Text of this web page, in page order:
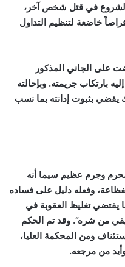
والشروع في قتل شخص آخر،
خاضعة لتنظيم التداول
على الجاني المذكور
بارتكاب جريمته. وبإحالته
بثبوت إدانته بما نسب
وجرم عظيم سيما أنه
وفعله دليل على فساده
يقتضي تغليظ العقوبة في
من شره”. وقد تم الحكم
ومن المحكمة العليا،
من مرجعه.